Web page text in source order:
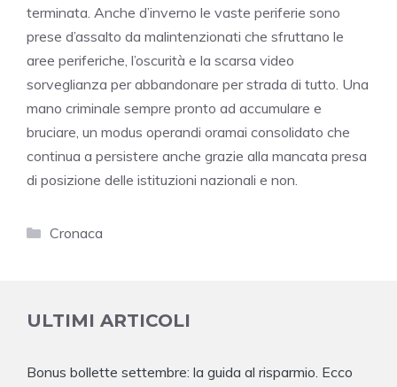
terminata. Anche d’inverno le vaste periferie sono
prese d’assalto da malintenzionati che sfruttano le
aree periferiche, l’oscurità e la scarsa video
sorveglianza per abbandonare per strada di tutto. Una
mano criminale sempre pronto ad accumulare e
bruciare, un modus operandi oramai consolidato che
continua a persistere anche grazie alla mancata presa
di posizione delle istituzioni nazionali e non.
Categorie
Cronaca
ULTIMI ARTICOLI
Bonus bollette settembre: la guida al risparmio. Ecco